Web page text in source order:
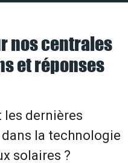
nos centrales
et réponses
les dernières
la technologie
solaires ?